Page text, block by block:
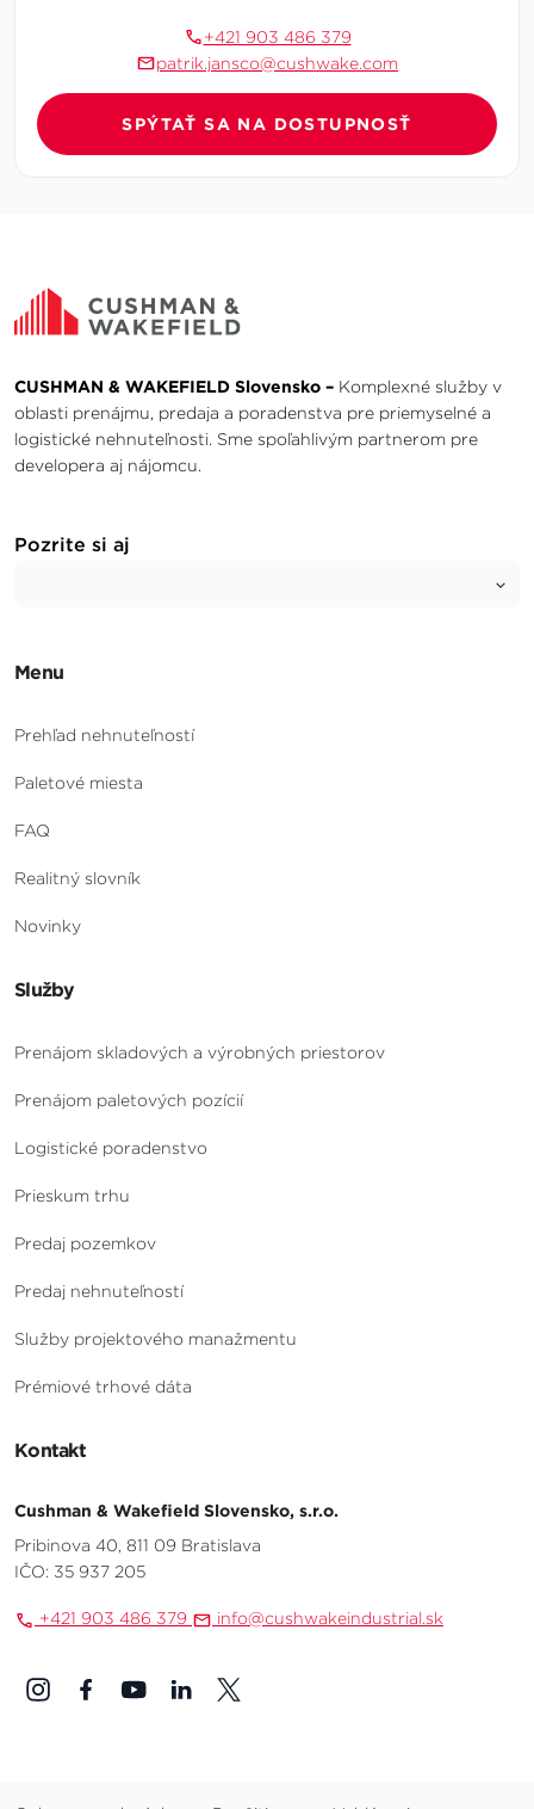
+421 903 486 379
patrik.jansco@cushwake.com
SPÝTAŤ SA NA DOSTUPNOSŤ
CUSHMAN & WAKEFIELD Slovensko – Komplexné služby v
oblasti prenájmu, predaja a poradenstva pre priemyselné a
logistické nehnuteľnosti. Sme spoľahlivým partnerom pre
developera aj nájomcu.
Pozrite si aj
Menu
Prehľad nehnuteľností
Paletové miesta
FAQ
Realitný slovník
Novinky
Služby
Prenájom skladových a výrobných priestorov
Prenájom paletových pozícií
Logistické poradenstvo
Prieskum trhu
Predaj pozemkov
Predaj nehnuteľností
Služby projektového manažmentu
Prémiové trhové dáta
Kontakt
Cushman & Wakefield Slovensko, s.r.o.
Pribinova 40, 811 09 Bratislava
IČO: 35 937 205
+421 903 486 379 info@cushwakeindustrial.sk